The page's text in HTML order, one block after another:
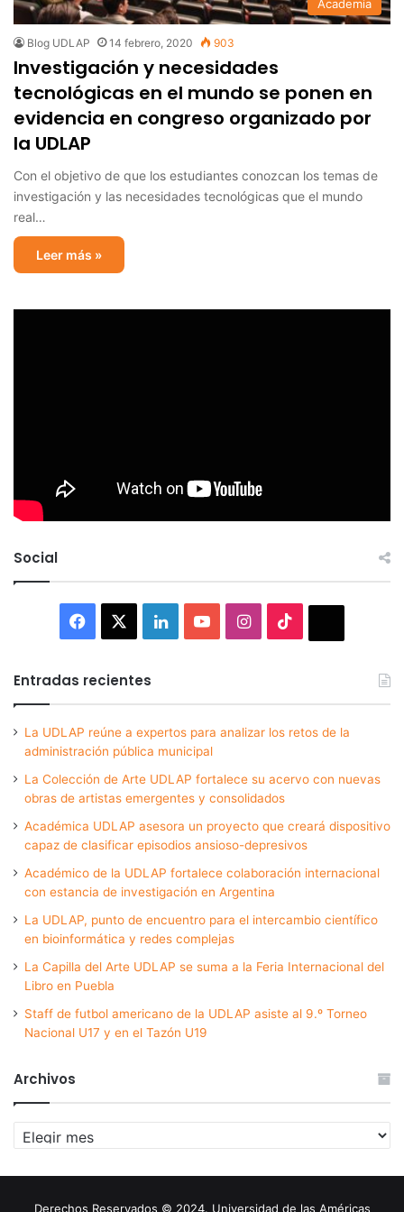
Academia
Blog UDLAP 14 febrero, 2020 903
Investigación y necesidades
tecnológicas en el mundo se ponen en
evidencia en congreso organizado por
la UDLAP
Con el objetivo de que los estudiantes conozcan los temas de
investigación y las necesidades tecnológicas que el mundo
real…
Leer más »
Social
Facebook LinkedInYouTubeInstagram
Entradas recientes
La UDLAP reúne a expertos para analizar los retos de la
administración pública municipal
La Colección de Arte UDLAP fortalece su acervo con nuevas
obras de artistas emergentes y consolidados
Académica UDLAP asesora un proyecto que creará dispositivo
capaz de clasificar episodios ansioso-depresivos
Académico de la UDLAP fortalece colaboración internacional
con estancia de investigación en Argentina
La UDLAP, punto de encuentro para el intercambio científico
en bioinformática y redes complejas
La Capilla del Arte UDLAP se suma a la Feria Internacional del
Libro en Puebla
Staff de futbol americano de la UDLAP asiste al 9.º Torneo
Nacional U17 y en el Tazón U19
Archivos
Archivos
Derechos Reservados © 2024. Universidad de las Américas